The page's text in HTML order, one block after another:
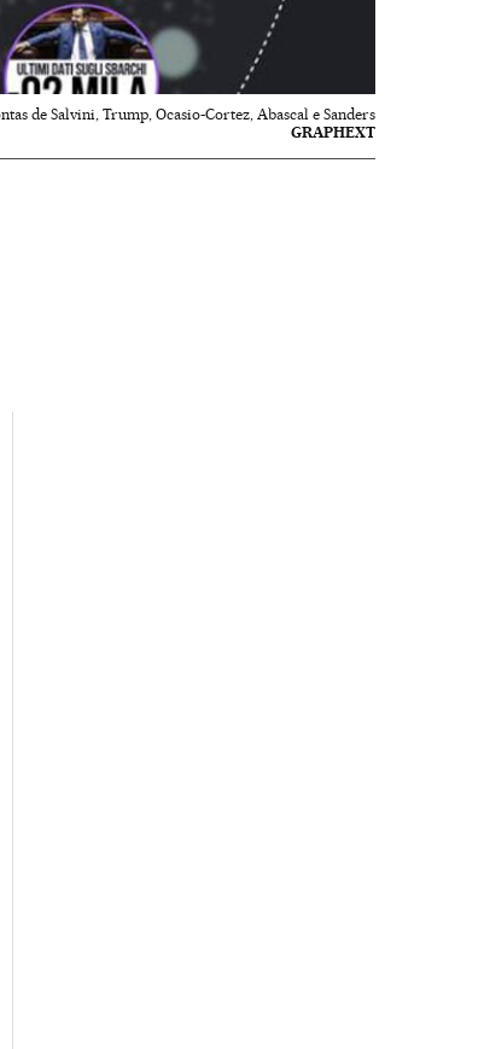
de Salvini, Trump, Ocasio-Cortez, Abascal e Sanders
GRAPHEXT